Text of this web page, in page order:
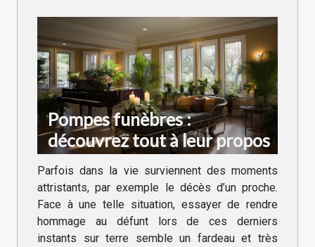
Pompes funèbres :
découvrez tout à leur propos
Parfois dans la vie surviennent des moments
attristants, par exemple le décès d’un proche.
Face à une telle situation, essayer de rendre
hommage au défunt lors de ces derniers
instants sur terre semble un fardeau et très